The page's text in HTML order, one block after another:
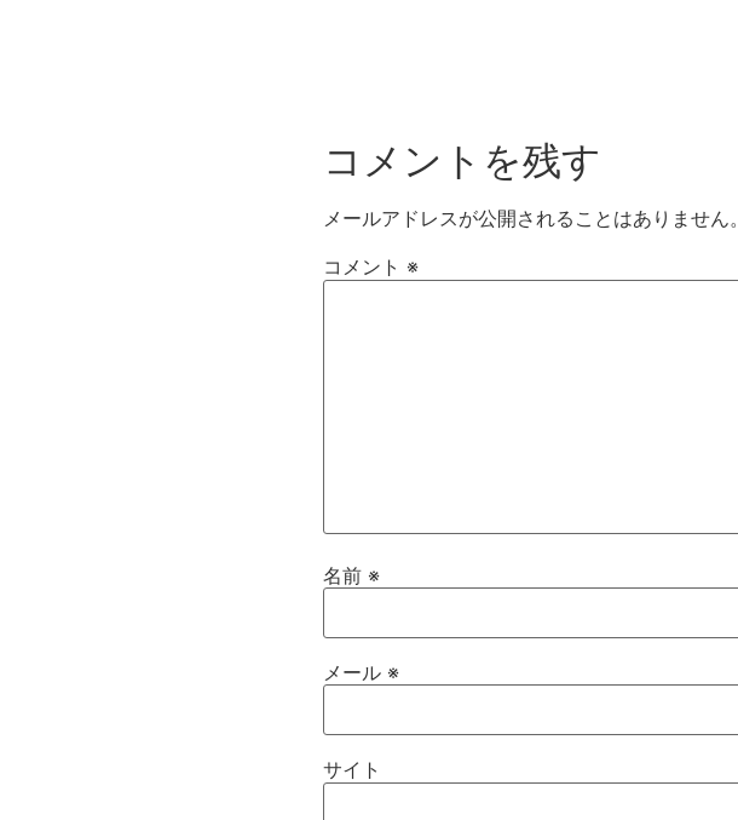
コメントを残す
メールアドレスが公開されることはありません。
コメント ※
名前 ※
メール ※
サイト